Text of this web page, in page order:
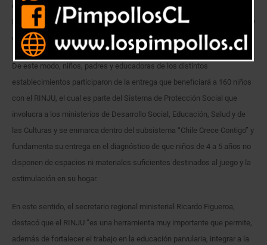
que fue encabezada por el seremi de Desarrollo Social, Ricardo
Figueroa, la gobernadora de la provincia de Marga Marga, Carolina Corti y
el alcalde Daniel Morales.
De este modo, niños, padres y educadoras de los distintos
establecimientos participaron de la entrega que beneficiará a 160 niños
con el RINJU, el cual es parte del Sistema de Protección Social que
involucra a los ministerios de Desarrollo Social, Educación, Salud y de
las Culturas y se enmarca dentro del subsistema “Chile Crece Contigo” y
fundamenta su entrega en el diagnóstico de que niños de 4 a 5 años no
disponen de espacios ni materiales suficientes destinados al juego y la
estimulación en su hogar.
En este sentido, el secretario regional ministerial Ricardo Figueroa,
destacó que el RINJU “es una herramienta muy importante que permite,
además de fortalecer el trabajo en la educación parvularia, integrar a la